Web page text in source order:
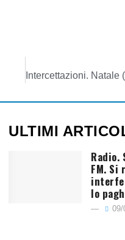
ULTIMI
Radio.
FM. Si
lo
09/